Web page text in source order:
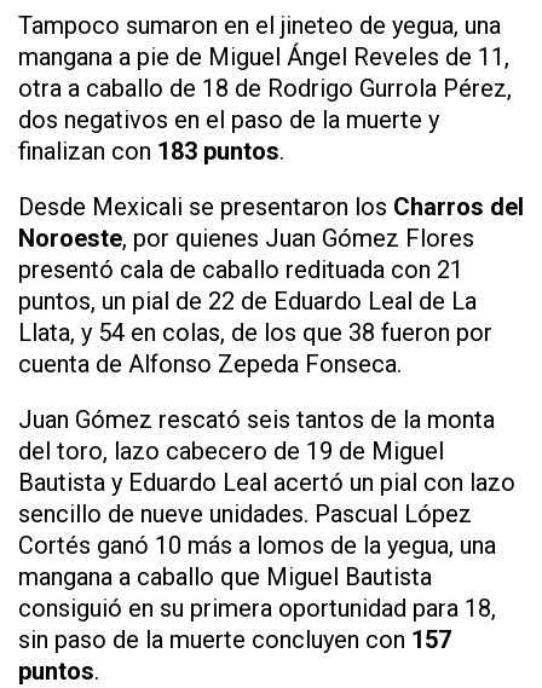
Tampoco sumaron en el jineteo de yegua, una
mangana a pie de Miguel Ángel Reveles de 11,
otra a caballo de 18 de Rodrigo Gurrola Pérez,
dos negativos en el paso de la muerte y
finalizan con 183 puntos.
Desde Mexicali se presentaron los Charros del
Noroeste, por quienes Juan Gómez Flores
presentó cala de caballo redituada con 21
puntos, un pial de 22 de Eduardo Leal de La
Llata, y 54 en colas, de los que 38 fueron por
cuenta de Alfonso Zepeda Fonseca.
Juan Gómez rescató seis tantos de la monta
del toro, lazo cabecero de 19 de Miguel
Bautista y Eduardo Leal acertó un pial con lazo
sencillo de nueve unidades. Pascual López
Cortés ganó 10 más a lomos de la yegua, una
mangana a caballo que Miguel Bautista
consiguió en su primera oportunidad para 18,
sin paso de la muerte concluyen con 157
puntos.